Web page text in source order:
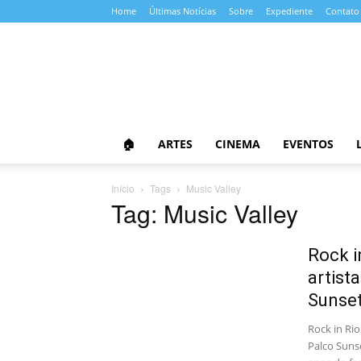
Home Últimas Notícias Sobre Expediente Contato
🏠 ARTES CINEMA EVENTOS
Início Tags Music Valley
Tag: Music Valley
Rock
Rock in
Palco